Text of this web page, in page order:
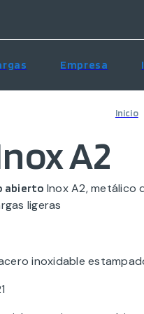
Empresa
Inicio
A2
abierto Inox A2, metálico
ligeras
inoxidable